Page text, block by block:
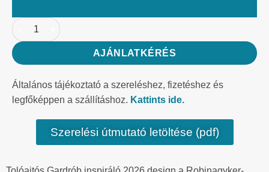
AJÁNLATKÉRÉS
Általános tájékoztató a szereléshez, fizetéshez és
legfőképpen a szállításhoz. Kattints ide.
Szerelési útmutató letöltése (pdf)